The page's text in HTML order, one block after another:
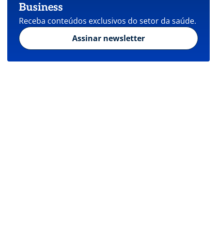
Business
Receba conteúdos exclusivos do setor da saúde.
Assinar newsletter